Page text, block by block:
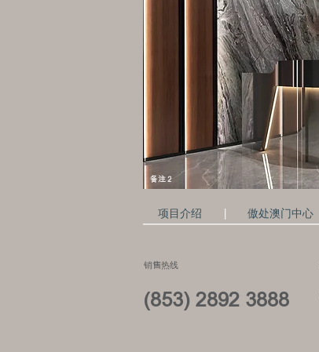
备注 2
项目介绍 | 傲处澳门中心
销售热线
(853) 2892 3888